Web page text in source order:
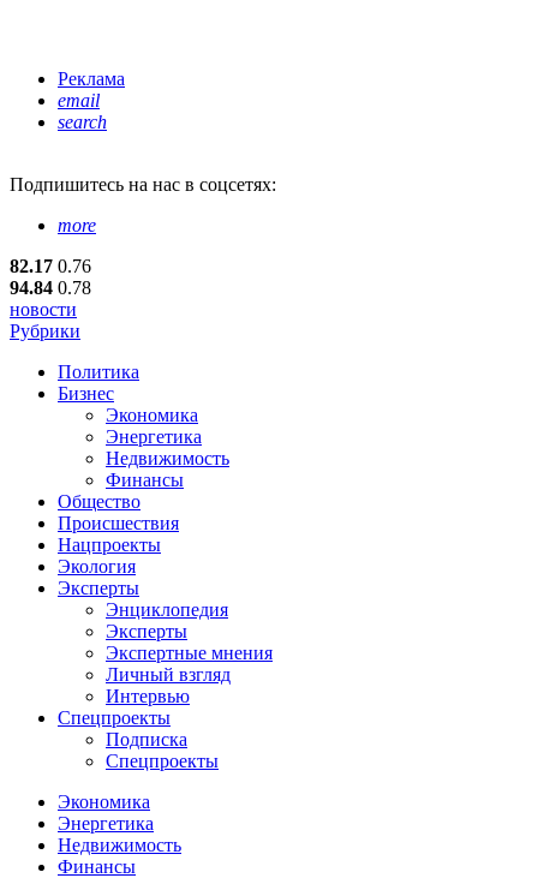
Реклама
email
search
Подпишитесь на нас в соцсетях:
more
82.17 0.76
94.84 0.78
новости
Рубрики
Политика
Бизнес
Экономика
Энергетика
Недвижимость
Финансы
Общество
Происшествия
Нацпроекты
Экология
Эксперты
Энциклопедия
Эксперты
Экспертные мнения
Личный взгляд
Интервью
Спецпроекты
Подписка
Спецпроекты
Экономика
Энергетика
Недвижимость
Финансы